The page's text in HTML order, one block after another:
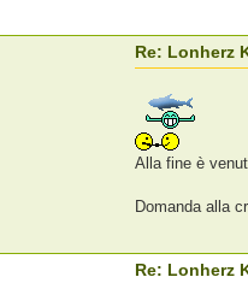
Re: Lonherz
Alla fine è
Domanda alla
Re: Lonherz